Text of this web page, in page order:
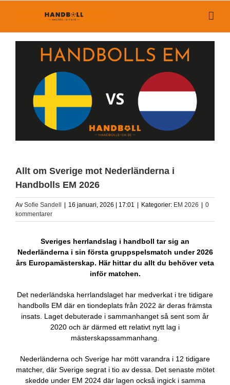
Allt om Sverige mot Nederländerna i
Handbolls EM 2026
Av Sofie Sandell | 16 januari, 2026 | 17:01 | Kategorier: EM 2026 | 0
kommentarer
Sveriges herrlandslag i handboll tar sig an
Nederländerna i sin första gruppspelsmatch under 2026
års Europamästerskap. Här hittar du allt du behöver veta
inför matchen.
Det nederländska herrlandslaget har medverkat i tre tidigare
handbolls EM där en tiondeplats från 2022 är deras främsta
insats. Laget debuterade i sammanhanget så sent som år
2020 och är därmed ett relativt nytt lag i
mästerskapssammanhang.
Nederländerna och Sverige har mött varandra i 12 tidigare
matcher, där Sverige segrat i tio av dessa. Det senaste mötet
skedde under EM 2024 där lagen också ingick i samma